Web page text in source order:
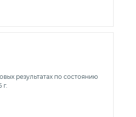
результатах по состоянию
г.